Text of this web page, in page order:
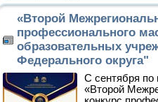
«Второй
профессионального
образовательных
Федерального округа"
С сентября по
«Второй